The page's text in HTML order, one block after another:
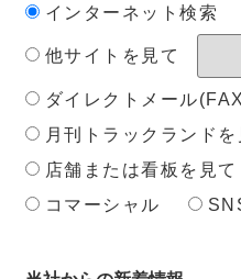
インターネット検索
他サイトを見て
ダイレクトメール
月刊トラックランドを
店舗または看板を見て
コマーシャル